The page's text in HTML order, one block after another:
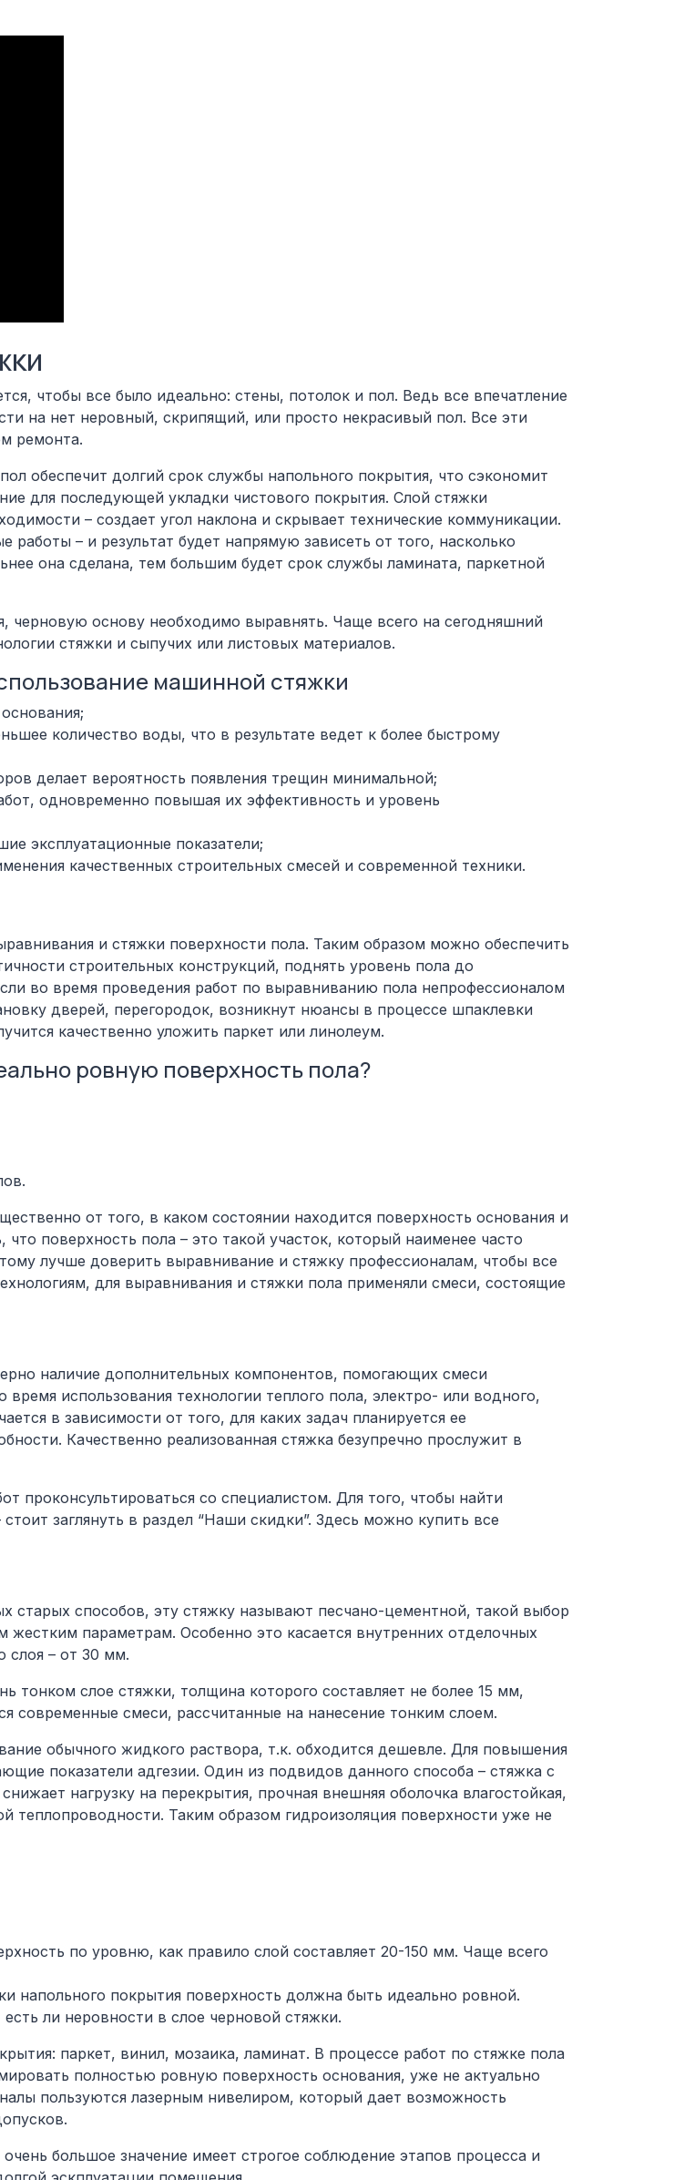
чтобы все было идеально: стены, потолок и пол. Ведь все впечатление
на нет неровный, скрипящий, или просто некрасивый пол. Все эти
ремонта.
обеспечит долгий срок службы напольного покрытия, что сэкономит
для последующей укладки чистового покрытия. Слой стяжки
– создает угол наклона и скрывает технические коммуникации.
– и результат будет напрямую зависеть от того, насколько
она сделана, тем большим будет срок службы ламината, паркетной
черновую основу необходимо выравнять. Чаще всего на сегодняшний
стяжки и сыпучих или листовых материалов.
машинной стяжки
количество воды, что в результате ведет к более быстрому
делает вероятность появления трещин минимальной;
одновременно повышая их эффективность и уровень
эксплуатационные показатели;
качественных строительных смесей и современной техники.
и стяжки поверхности пола. Таким образом можно обеспечить
строительных конструкций, поднять уровень пола до
во время проведения работ по выравниванию пола непрофессионалом
дверей, перегородок, возникнут нюансы в процессе шпаклевки
качественно уложить паркет или линолеум.
ровную поверхность пола?
от того, в каком состоянии находится поверхность основания и
поверхность пола – это такой участок, который наименее часто
лучше доверить выравнивание и стяжку профессионалам, чтобы все
для выравнивания и стяжки пола применяли смеси, состоящие
наличие дополнительных компонентов, помогающих смеси
использования технологии теплого пола, электро- или водного,
в зависимости от того, для каких задач планируется ее
Качественно реализованная стяжка безупречно прослужит в
проконсультироваться со специалистом. Для того, чтобы найти
заглянуть в раздел “Наши скидки”. Здесь можно купить все
старых способов, эту стяжку называют песчано-цементной, такой выбор
жестким параметрам. Особенно это касается внутренних отделочных
слоя – от 30 мм.
тонком слое стяжки, толщина которого составляет не более 15 мм,
современные смеси, рассчитанные на нанесение тонким слоем.
обычного жидкого раствора, т.к. обходится дешевле. Для повышения
показатели адгезии. Один из подвидов данного способа – стяжка с
нагрузку на перекрытия, прочная внешняя оболочка влагостойкая,
Таким образом гидроизоляция поверхности уже не
по уровню, как правило слой составляет 20-150 мм. Чаще всего
напольного покрытия поверхность должна быть идеально ровной.
ли неровности в слое черновой стяжки.
паркет, винил, мозаика, ламинат. В процессе работ по стяжке пола
полностью ровную поверхность основания, уже не актуально
пользуются лазерным нивелиром, который дает возможность
большое значение имеет строгое соблюдение этапов процесса и